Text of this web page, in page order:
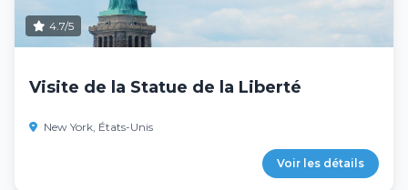
4.7/5
Visite de la Statue de la Liberté
New York, États-Unis
Voir les détails